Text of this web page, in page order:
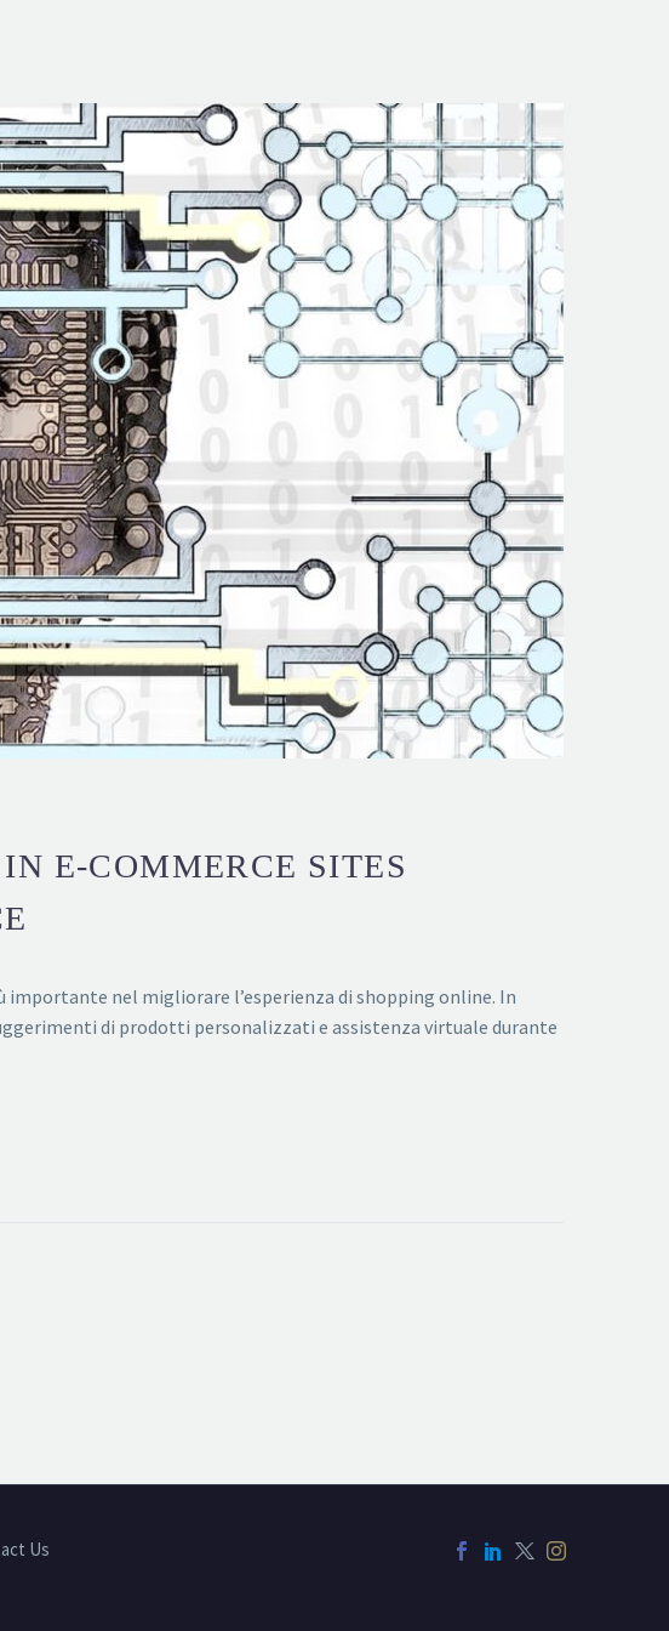
E-COMMERCE SITES
importante nel migliorare l’esperienza di shopping online. In
di prodotti personalizzati e assistenza virtuale durante
Us